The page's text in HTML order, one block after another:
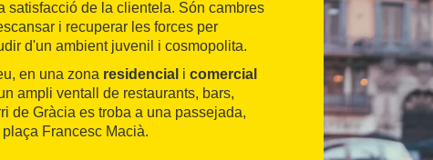
satisfacció de la clientela. Són cambres
i recuperar les forces per
d'un ambient juvenil i cosmopolita.
en una zona residencial i comercial
ampli ventall de restaurants, bars,
de Gràcia es troba a una passejada,
Francesc Macià.